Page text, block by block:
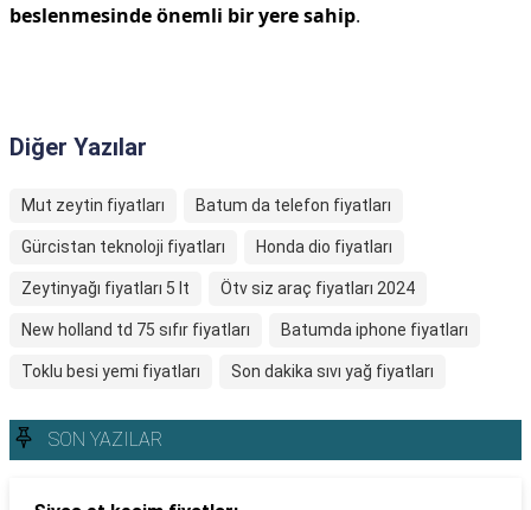
beslenmesinde önemli bir yere sahip.
Diğer Yazılar
Mut zeytin fiyatları Batum da telefon fiyatları
Gürcistan teknoloji fiyatları Honda dio fiyatları
Zeytinyağı fiyatları 5 lt Ötv siz araç fiyatları 2024
New holland td 75 sıfır fiyatları Batumda iphone fiyatları
Toklu besi yemi fiyatları Son dakika sıvı yağ fiyatları
SON YAZILAR